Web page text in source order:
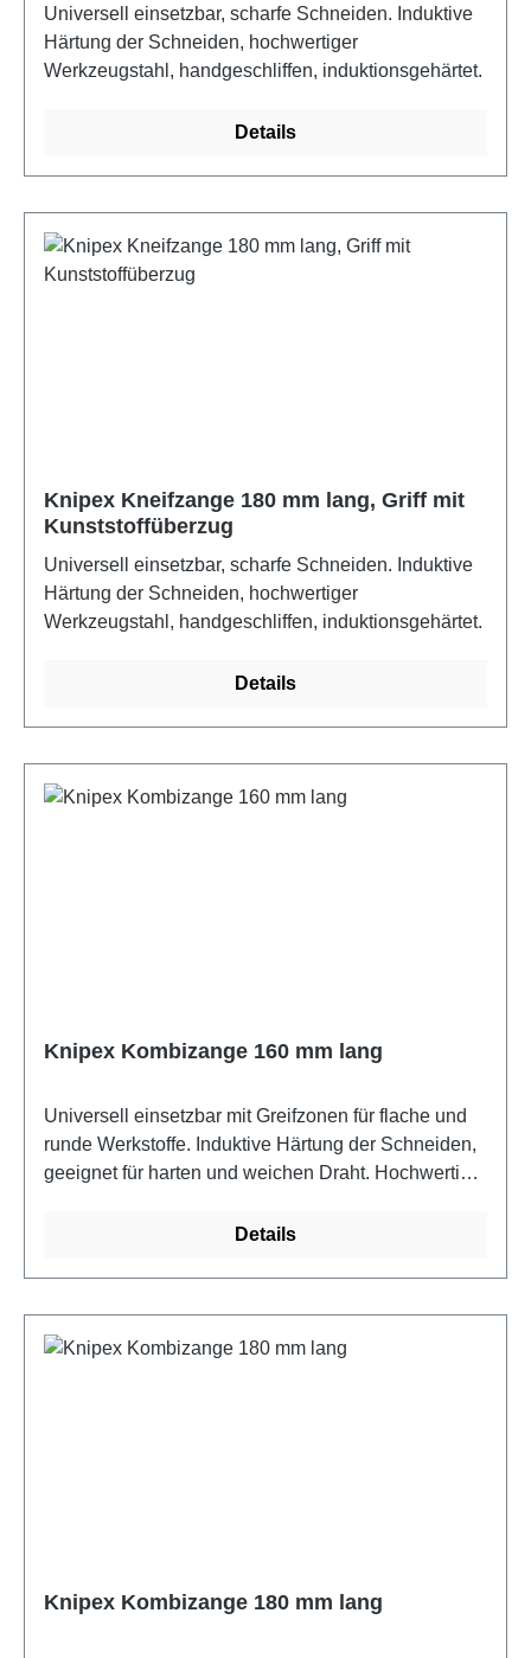
Universell einsetzbar, scharfe Schneiden. Induktive
Härtung der Schneiden, hochwertiger
Werkzeugstahl, handgeschliffen, induktionsgehärtet.
Details
Knipex Kneifzange 180 mm lang, Griff mit
Kunststoffüberzug
Universell einsetzbar, scharfe Schneiden. Induktive
Härtung der Schneiden, hochwertiger
Werkzeugstahl, handgeschliffen, induktionsgehärtet.
Details
Knipex Kombizange 160 mm lang
Universell einsetzbar mit Greifzonen für flache und
runde Werkstoffe. Induktive Härtung der Schneiden,
geeignet für harten und weichen Draht. Hochwertiger
Zweifarbige Griffhüllenisolation.
Details
Knipex Kombizange 180 mm lang